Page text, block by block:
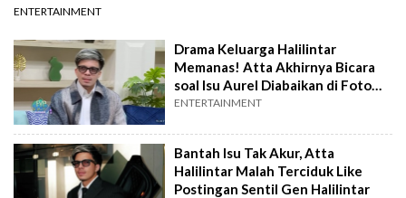
ENTERTAINMENT
Drama Keluarga Halilintar
Memanas! Atta Akhirnya Bicara
soal Isu Aurel Diabaikan di Foto
Keluarga
ENTERTAINMENT
Bantah Isu Tak Akur, Atta
Halilintar Malah Terciduk Like
Postingan Sentil Gen Halilintar